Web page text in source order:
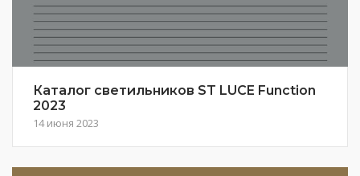
Каталог светильников ST LUCE Function
2023
14 июня 2023